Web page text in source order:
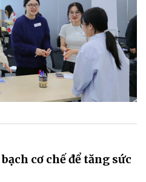
cơ chế để tăng sức